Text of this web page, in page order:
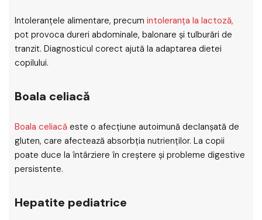
Intoleranțele alimentare, precum intoleranța la lactoză,
pot provoca dureri abdominale, balonare și tulburări de
tranzit. Diagnosticul corect ajută la adaptarea dietei
copilului.
Boala celiacă
Boala celiacă este o afecțiune autoimună declanșată de
gluten, care afectează absorbția nutrienților. La copii
poate duce la întârziere în creștere și probleme digestive
persistente.
Hepatite pediatrice